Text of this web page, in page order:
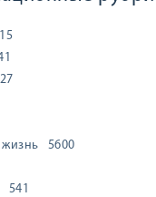
жизнь
5600
541